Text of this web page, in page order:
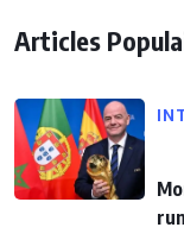
Articles